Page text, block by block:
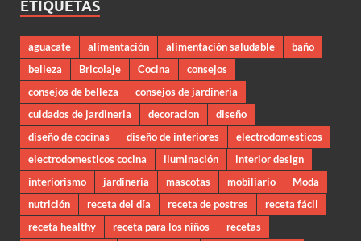
ETIQUETAS
aguacate alimentación alimentación saludable
baño
belleza
Bricolaje Cocina
consejos
consejos de belleza
consejos de jardineria
cuidados de jardineria
decoracion
diseño
diseño de cocinas
diseño de interiores
electrodomesticos
electrodomesticos cocina
iluminación
interior design
interiorismo
jardineria mascotas mobiliario
Moda
nutrición
receta del día receta de postres
receta fácil
receta healthy
receta para los niños
recetas